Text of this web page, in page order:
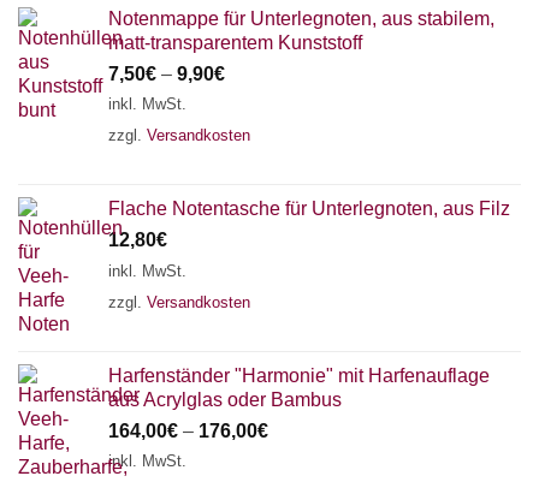
Notenmappe für Unterlegnoten, aus stabilem,
matt-transparentem Kunststoff
7,50€ – 9,90€
inkl. MwSt.
zzgl. Versandkosten
Flache Notentasche für Unterlegnoten, aus Filz
12,80€
inkl. MwSt.
zzgl. Versandkosten
Harfenständer "Harmonie" mit Harfenauflage
aus Acrylglas oder Bambus
164,00€ – 176,00€
inkl. MwSt.